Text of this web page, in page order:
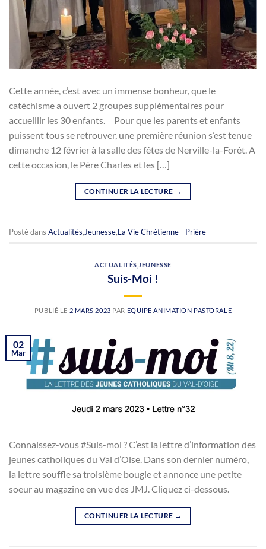
Cette année, c’est avec un immense bonheur, que le
catéchisme a ouvert 2 groupes supplémentaires pour
accueillir les 30 enfants. Pour que les parents et enfants
puissent tous se retrouver, une première réunion s’est tenue
dimanche 12 février à la salle des fêtes de Nerville-la-Forêt. A
cette occasion, le Père Charles et les […]
CONTINUER LA LECTURE →
Posté dans Actualités,Jeunesse,La Vie Chrétienne - Prière
ACTUALITÉS JEUNESSE
Suis-Moi !
PUBLIÉ LE 2 MARS 2023 PAR EQUIPE ANIMATION PASTORALE
02
Mar
Connaissez-vous #Suis-moi ? C’est la lettre d’information des
jeunes catholiques du Val d’Oise. Dans son dernier numéro,
la lettre souffle sa troisième bougie et annonce une petite
soeur au magazine en vue des JMJ. Cliquez ci-dessous.
CONTINUER LA LECTURE →